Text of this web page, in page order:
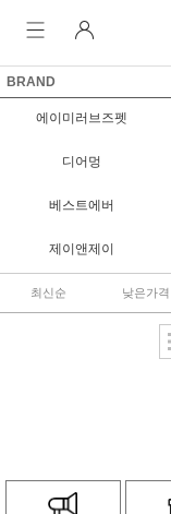
BRAND
에이미러브즈펫
디어멍
베스트에버
제이앤제이
최신순 낮은가격